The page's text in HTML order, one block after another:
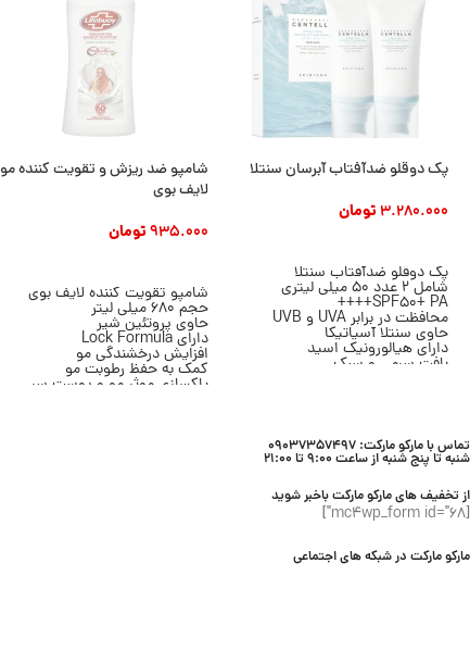
پک دوقلو ضدآفتاب آبرسان سنتلا
3.280.000تومان
پک دوقلو ضدآفتاب سنتلا
شامل 2 عدد 50 میلی لیتری
SPF50+ PA++++
محافظت در برابر UVA و UVB
حاوی سنتلا آسیاتیکا
دارای هیالورونیک اسید
بافت سرمی و سبک
شامپو ضد ریزش و تقویت کننده مو
لایف بوی
935.000تومان
شامپو تقویت کننده لایف بوی
حجم 680 میلی لیتر
حاوی پروتئین شیر
دارای Lock Formula
افزایش درخشندگی مو
کمک به حفظ رطوبت مو
پاکسازی موثر مو و پوست سر
تماس با مارکو مارکت: 09037357497
شنبه تا پنج شنبه از ساعت 9:00 تا 21:00
از تخفیف های مارکو مارکت باخبر شوید
[mc4wp_form id="68"]
مارکو مارکت در شبکه های اجتماعی